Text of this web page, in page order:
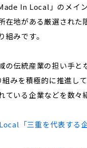
」から探す
アンバ
会社概要
In Local」のメイ
在地がある厳選された
組みです。
の伝統産業の担い手と
組みを積極的に推進し
ている企業などを数々
「三重を代表する